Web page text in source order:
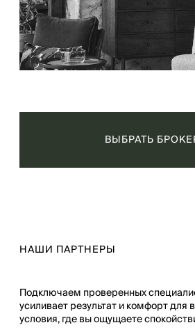
ВЫБРАТЬ
НАШИ ПАРТНЕРЫ
Подключаем проверенных
усиливает результат и комфорт для
условия, где вы ощущаете